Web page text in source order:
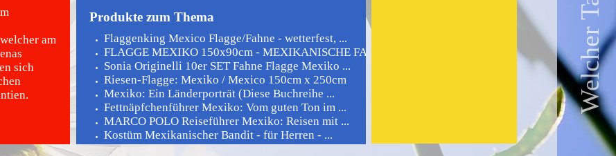
am
sich
Produkte zum Thema
Flaggenking Mexico Flagge/Fahne - wetterfest, ...
FLAGGE MEXIKO 150x90cm - MEXIKANISCHE FAHNE 90 x ...
Sonia Originelli 10er SET Fahne Flagge Mexiko ...
Riesen-Flagge: Mexiko / Mexico 150cm x 250cm
Mexiko: Ein Länderporträt (Diese Buchreihe ...
Fettnäpfchenführer Mexiko: Vom guten Ton im ...
MARCO POLO Reiseführer Mexiko: Reisen mit ...
Kostüm Mexikanischer Bandit - für Herren - ...
Mexiko-Das Kochbuch: Die Bibel der mexikanischen ...